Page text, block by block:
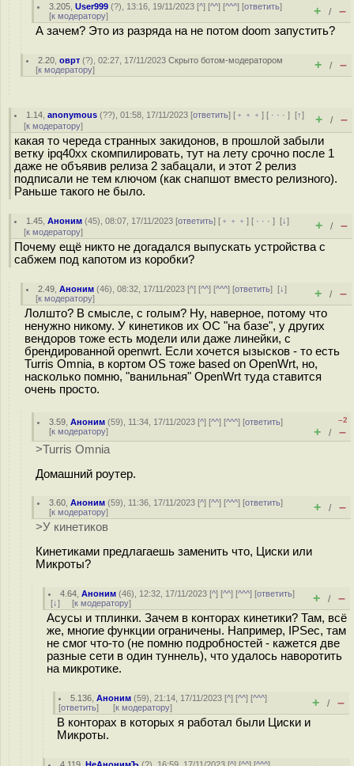
3.205 ,User999 (?), 13:16, 19/11/2023 [^] [^^] [^^^] [ответить]
[к модератору] + / –
А зачем? Это из разряда на не потом doom запустить?
2.20 ,оврт (?), 02:27, 17/11/2023Скрыто ботом-модератором
[к модератору] + / –
1.14 ,anonymous (??), 01:58, 17/11/2023 [ответить] [ ﹢﹢﹢] [ · · ·][↑]
[к модератору] + / –
какая то череда странных закидонов, в прошлой забыли
ветку ipq40xx скомпилировать, тут на лету срочно после 1
даже не объявив релиза 2 забацали, и этот 2 релиз
подписали не тем ключом (как снапшот вместо релизного).
Раньше такого не было.
1.45 ,Аноним (45), 08:07, 17/11/2023 [ответить] [ ﹢﹢﹢] [ · · ·][↓]
[к модератору] + / –
Почему ещё никто не догадался выпускать устройства с
сабжем под капотом из коробки?
2.49 ,Аноним (46), 08:32, 17/11/2023 [^] [^^] [^^^] [ответить][↓]
[к модератору] + / –
Лолшто? В смысле, с голым? Ну, наверное, потому что
ненужно никому. У кинетиков их ОС "на базе", у других
вендоров тоже есть модели или даже линейки, с
брендированной openwrt. Если хочется ызысков - то есть
Turris Omnia, в кортом OS тоже based on OpenWrt, но,
насколько помню, "ванильная" OpenWrt туда ставится
очень просто.
3.59 ,Аноним (59), 11:34, 17/11/2023 [^] [^^] [^^^] [ответить]
[к модератору]
–2
+ / –
>Turris Omnia
Домашний роутер.
3.60 ,Аноним (59), 11:36, 17/11/2023 [^] [^^] [^^^] [ответить]
[к модератору] + / –
>У кинетиков
Кинетиками предлагаешь заменить что, Циски или
Микроты?
4.64 ,Аноним (46), 12:32, 17/11/2023 [^] [^^] [^^^] [ответить]
[↓] [к модератору] + / –
Асусы и тплинки. Зачем в конторах кинетики? Там, всё
же, многие функции ограничены. Например, IPSec, там
не смог что-то (не помню подробностей - кажется две
разные сети в один туннель), что удалось наворотить
на микротике.
5.136 ,Аноним (59), 21:14, 17/11/2023 [^] [^^] [^^^]
[ответить] [к модератору] + / –
В конторах в которых я работал были Циски и
Микроты.